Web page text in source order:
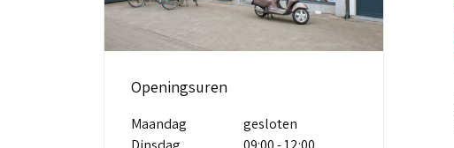
Openingsuren
Maandag
gesloten